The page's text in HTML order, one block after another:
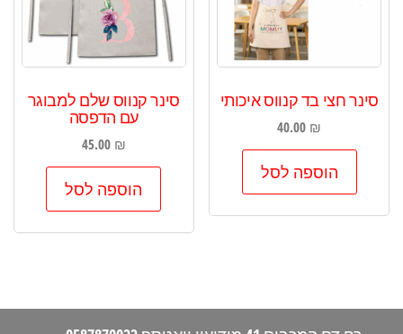
סינר חצי בד קנווס איכותי
40.00 ₪
הוספה לסל
סינר קנווס שלם למבוגר
עם הדפסה
45.00 ₪
הוספה לסל